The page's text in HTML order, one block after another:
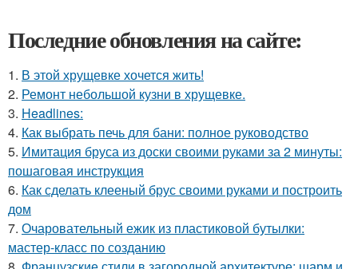
Последние обновления на сайте:
1. В этой хрущевке хочется жить!
2. Ремонт небольшой кузни в хрущевке.
3. Headlines:
4. Как выбрать печь для бани: полное руководство
5. Имитация бруса из доски своими руками за 2 минуты:
пошаговая инструкция
6. Как сделать клееный брус своими руками и построить
дом
7. Очаровательный ежик из пластиковой бутылки:
мастер-класс по созданию